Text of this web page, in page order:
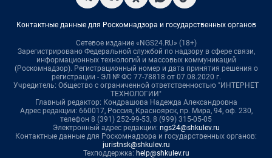
Контактные данные для Роскомнадзора и государственных органов
Сетевое издание «NGS24.RU» (18+)
Зарегистрировано Федеральной службой по надзору в сфере связи,
информационных технологий и массовых коммуникаций
(Роскомнадзор). Регистрационный номер и дата принятия решения о
регистрации - ЭЛ № ФС 77-78818 от 07.08.2020 г.
Учредитель: Общество с ограниченной ответственностью "ИНТЕРНЕТ
ТЕХНОЛОГИИ"
Главный редактор: Кондрашова Надежда Александровна
Адрес редакции: 660017, Россия, Красноярск, пр. Мира, 94, оф. 230,
телефон 8 (391) 252-99-53, 8 (999) 315-05-05
Электронный адрес редакции: ngs24@shkulev.ru
Контактные данные для Роскомнадзора и государственных органов:
juristnsk@shkulev.ru
Техподдержка: help@shkulev.ru